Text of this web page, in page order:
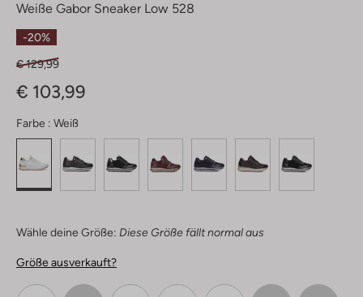
Weiße Gabor Sneaker Low 528
-20%
€ 129,99
€ 103,99
Farbe : Weiß
Wähle deine Größe: Diese Größe fällt normal aus
Größe ausverkauft?